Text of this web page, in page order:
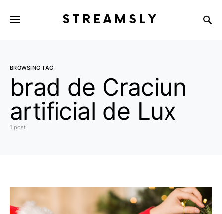
STREAMSLY
BROWSING TAG
brad de Craciun
artificial de Lux
1 post